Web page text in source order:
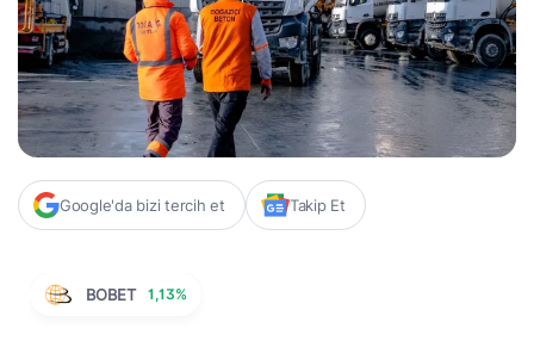
Google'da bizi tercih et Takip Et
BOBET 1,13%